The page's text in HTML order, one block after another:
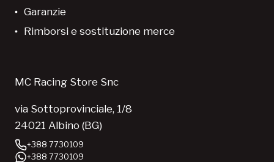
Garanzie
Rimborsi e sostituzione merce
MC Racing Store Snc
via Sottoprovinciale, 1/8
24021 Albino (BG)
+388 7730109
+388 7730109